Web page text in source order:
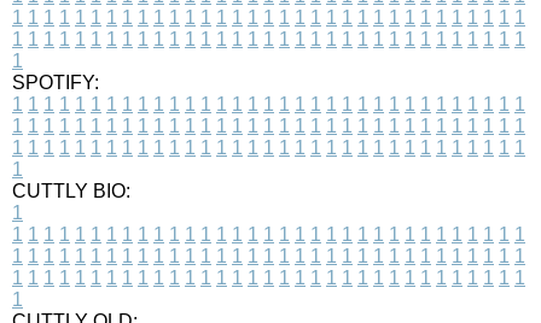
1 1 1 1 1 1 1 1 1 1 1 1 1 1 1 1 1 1 1 1 1 1 1 1 1 1 1 1 1 1 1 1 1
1 1 1 1 1 1 1 1 1 1 1 1 1 1 1 1 1 1 1 1 1 1 1 1 1 1 1 1 1 1 1 1 1
1
SPOTIFY:
1 1 1 1 1 1 1 1 1 1 1 1 1 1 1 1 1 1 1 1 1 1 1 1 1 1 1 1 1 1 1 1 1
1 1 1 1 1 1 1 1 1 1 1 1 1 1 1 1 1 1 1 1 1 1 1 1 1 1 1 1 1 1 1 1 1
1 1 1 1 1 1 1 1 1 1 1 1 1 1 1 1 1 1 1 1 1 1 1 1 1 1 1 1 1 1 1 1 1
1
CUTTLY BIO:
1
1 1 1 1 1 1 1 1 1 1 1 1 1 1 1 1 1 1 1 1 1 1 1 1 1 1 1 1 1 1 1 1 1
1 1 1 1 1 1 1 1 1 1 1 1 1 1 1 1 1 1 1 1 1 1 1 1 1 1 1 1 1 1 1 1 1
1 1 1 1 1 1 1 1 1 1 1 1 1 1 1 1 1 1 1 1 1 1 1 1 1 1 1 1 1 1 1 1 1
1